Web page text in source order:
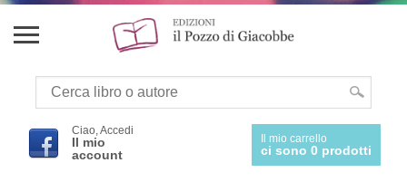
Ciao, Accedi
Il mio
account
Il mio carrello
ci sono 0 prodotti